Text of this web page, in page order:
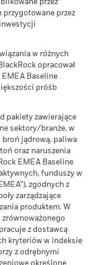
bieżących.
nie są
Rynki w
w ocenie
przychód brutto
wzrosnąć lub
jeśli inwestycja jest
w
po odliczeniu
roku
roku
po odliczeniu
roku
rynkowych.
0,00%
0,00%
0,00%
0,00%
43,76%
56,61%
- EHZ-AG (pl)
przez
przygotowane przez
w różnych
opracował
EMEA Baseline
próśb
pakiety zawierające
sektory/branże, w
jądrową, paliwa
oraz naruszenia
EMEA Baseline
funduszy w
zgodnych z
zarządzające
produktem. W
z dostawcą
kryteriów w indeksie
z odrębnymi